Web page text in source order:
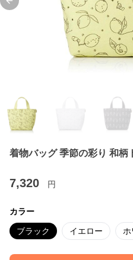
Previous slide
着物バッグ 季節の彩り 和柄
7,320 円
カラー
ブラック イエロー ホ